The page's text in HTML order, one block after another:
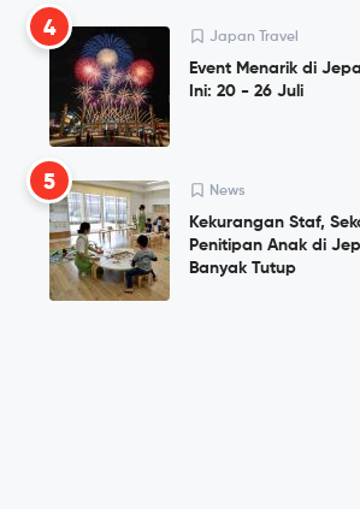
4 Japan Travel
Event Menarik di
Ini: 20 - 26 Juli
5 News
Kekurangan Staf,
Penitipan Anak di
Banyak Tutup